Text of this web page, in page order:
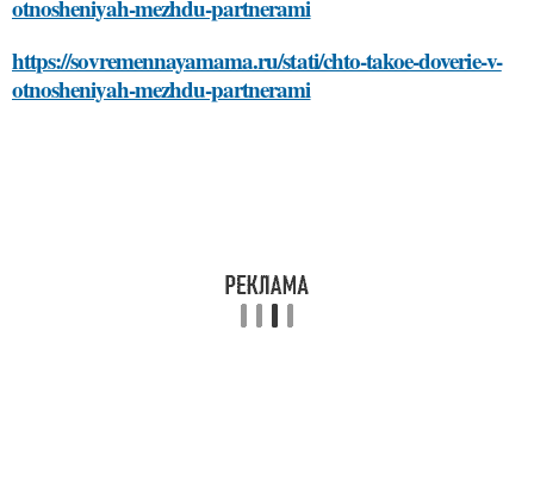
otnosheniyah-mezhdu-partnerami
https://sovremennayamama.ru/stati/chto-takoe-doverie-v-
otnosheniyah-mezhdu-partnerami